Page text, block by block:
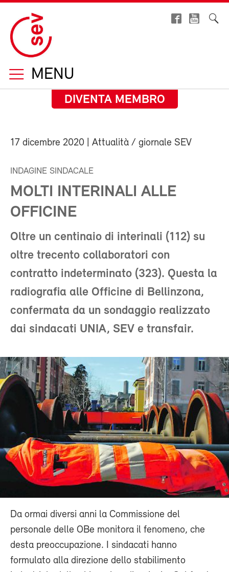
MENU
DIVENTA MEMBRO
17 dicembre 2020 | Attualità / giornale SEV
INDAGINE SINDACALE
MOLTI INTERINALI ALLE
OFFICINE
Oltre un centinaio di interinali (112) su
oltre trecento collaboratori con
contratto indeterminato (323). Questa la
radiografia alle Officine di Bellinzona,
confermata da un sondaggio realizzato
dai sindacati UNIA, SEV e transfair.
Da ormai diversi anni la Commissione del
personale delle OBe monitora il fenomeno, che
desta preoccupazione. I sindacati hanno
formulato alla direzione dello stabilimento